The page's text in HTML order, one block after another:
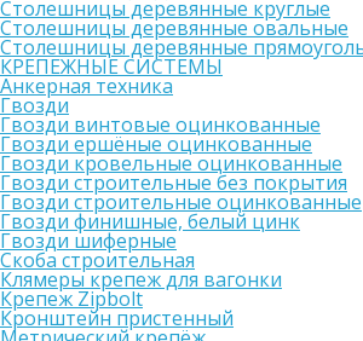
Столешницы деревянные круглые
Столешницы деревянные овальные
Столешницы деревянные
КРЕПЕЖНЫЕ СИСТЕМЫ
Анкерная техника
Гвозди
Гвозди винтовые оцинкованные
Гвозди ершёные оцинкованные
Гвозди кровельные оцинкованные
Гвозди строительные без покрытия
Гвозди строительные оцинкованные
Гвозди финишные, белый цинк
Гвозди шиферные
Скоба строительная
Клямеры крепеж для вагонки
Крепеж Zipbolt
Кронштейн пристенный